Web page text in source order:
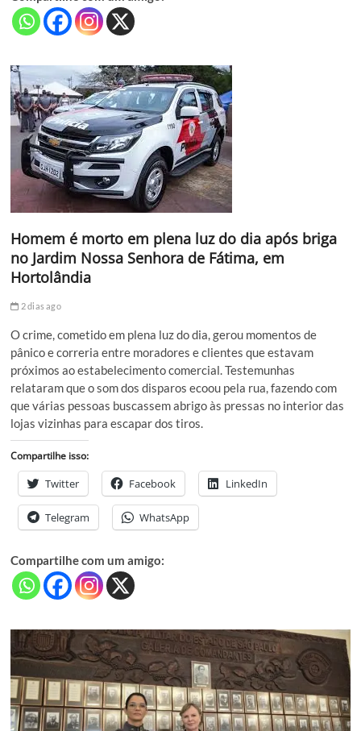
Homem é morto em plena luz do dia após briga
no Jardim Nossa Senhora de Fátima, em
Hortolândia
2 dias ago
O crime, cometido em plena luz do dia, gerou momentos de
pânico e correria entre moradores e clientes que estavam
próximos ao estabelecimento comercial. Testemunhas
relataram que o som dos disparos ecoou pela rua, fazendo com
que várias pessoas buscassem abrigo às pressas no interior das
lojas vizinhas para escapar dos tiros.
Compartilhe isso:
Twitter Facebook LinkedIn
Telegram WhatsApp
Compartilhe com um amigo: